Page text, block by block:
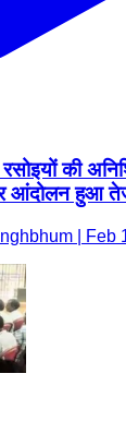
रसोइयों की
आंदोलन हुआ
| Feb